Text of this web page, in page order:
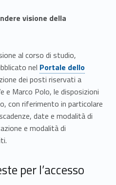
visione della
al corso di studio,
nel Link identifier #identifier__186492-5
Portale dello
dei posti riservati a
Marco Polo, le disposizioni
con riferimento in particolare
date e modalità di
e modalità di
per l’accesso